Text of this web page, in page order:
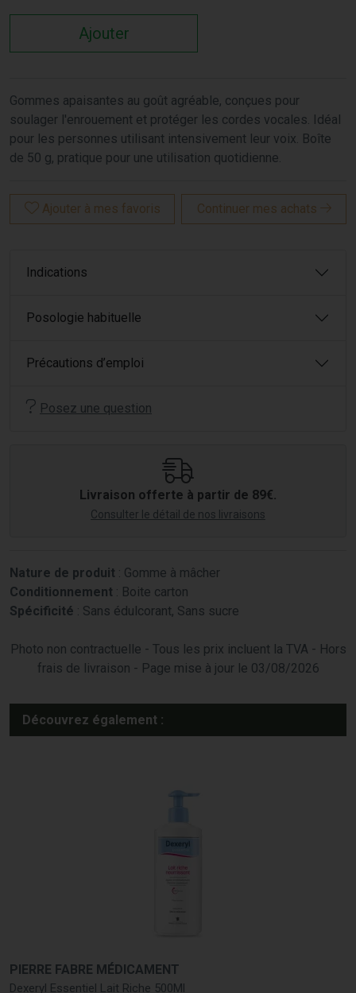
Ajouter
Gommes apaisantes au goût agréable, conçues pour
soulager l'enrouement et protéger les cordes vocales. Idéal
pour les personnes utilisant intensivement leur voix. Boîte
de 50 g, pratique pour une utilisation quotidienne.
Ajouter à mes favoris Continuer mes achats
Indications
Posologie habituelle
Précautions d’emploi
Posez une question
Livraison offerte à partir de 89€.
Consulter le détail de nos livraisons
Nature de produit : Gomme à mâcher
Conditionnement : Boite carton
Spécificité : Sans édulcorant, Sans sucre
Photo non contractuelle - Tous les prix incluent la TVA - Hors
frais de livraison - Page mise à jour le 03/08/2026
Découvrez également :
PIERRE FABRE MÉDICAMENT
Dexeryl Essentiel Lait Riche 500Ml